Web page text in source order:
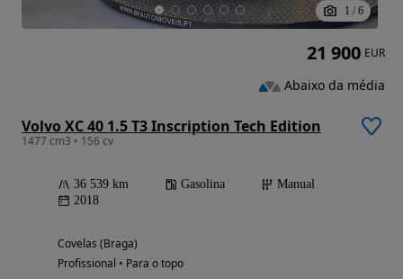
1 / 6
Volvo XC 40 1.5 T3 Inscription Tech Edition
1477 cm3 • 156 cv
36 539 km Gasolina
Manual
2018
Covelas (Braga)
Profissional • Para o topo
21 900 EUR
Abaixo da média